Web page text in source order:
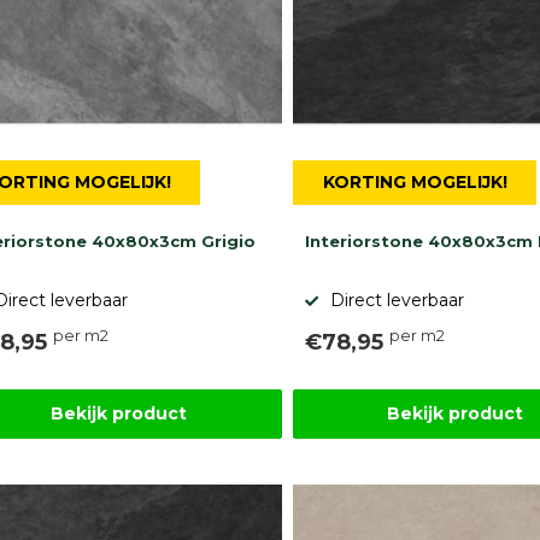
MOGELIJK!
40x80x3cm Grigio
leverbaar
per m2
Bekijk product
KORTING MOGELIJK!
Interiorstone 40x80x3cm
Direct leverbaar
€78,95 per m2
Bekijk product